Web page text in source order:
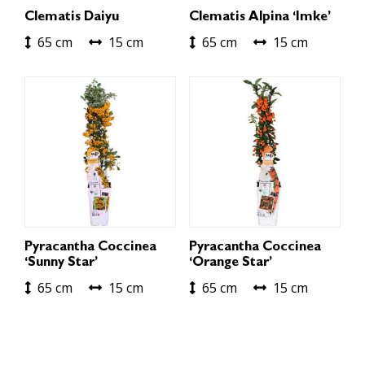
Clematis Daiyu
65 cm 15 cm
Clematis Alpina ‘Imke’
65 cm 15 cm
Pyracantha Coccinea
‘Sunny Star’
65 cm 15 cm
Pyracantha Coccinea
‘Orange Star’
65 cm 15 cm